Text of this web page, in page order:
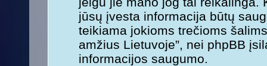
jūsų įvesta informacija būtų
teikiama jokioms trečioms
amžius Lietuvoje”, nei phpBB
informacijos saugumo.